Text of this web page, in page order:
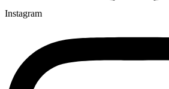
Instagram